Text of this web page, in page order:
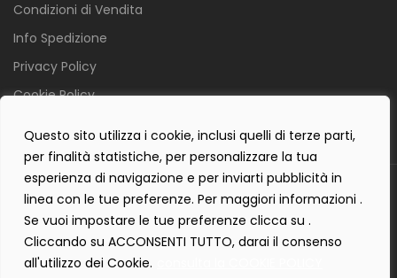
Questo sito utilizza i cookie, inclusi quelli di terze parti,
per finalità statistiche, per personalizzare la tua
esperienza di navigazione e per inviarti pubblicità in
linea con le tue preferenze. Per maggiori informazioni .
Se vuoi impostare le tue preferenze clicca su .
Cliccando su ACCONSENTI TUTTO, darai il consenso
all'utilizzo dei Cookie.
Condizioni di Vendita
Info Spedizione
Privacy Policy
Cookie Policy
Copyright 2019 © Tecnostudio di Martellini Nicoletta
Powered with